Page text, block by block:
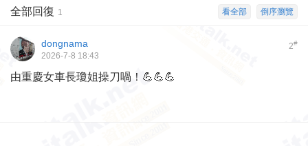
倒序瀏覽
看全部
全部回復 1
2#
dongnama
2026-7-8 18:43
由重慶女車長瓊姐操刀喎！💪💪💪